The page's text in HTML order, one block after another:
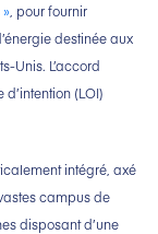
, pour fournir
destinée aux
Unis. L’accord
(LOI)
intégré, axé
campus de
disposant d’une